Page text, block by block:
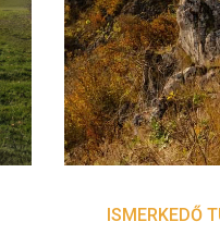
ISMERKEDŐ